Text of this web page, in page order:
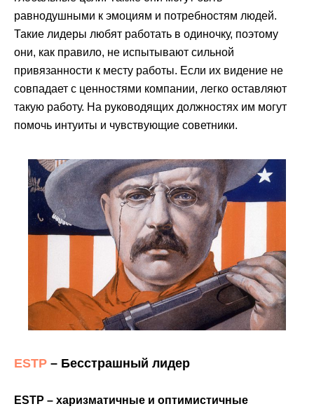
равнодушными к эмоциям и потребностям людей.
Такие лидеры любят работать в одиночку, поэтому
они, как правило, не испытывают сильной
привязанности к месту работы. Если их видение не
совпадает с ценностями компании, легко оставляют
такую работу. На руководящих должностях им могут
помочь интуиты и чувствующие советники.
ESTP – Бесстрашный лидер
ESTP – харизматичные и оптимистичные